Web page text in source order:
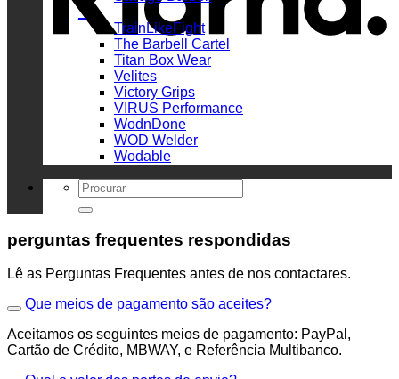
_
TrainLikeFight
The Barbell Cartel
Titan Box Wear
Velites
Victory Grips
VIRUS Performance
WodnDone
WOD Welder
Wodable
Search
for:
perguntas frequentes respondidas
Lê as Perguntas Frequentes antes de nos contactares.
Que meios de pagamento são aceites?
Aceitamos os seguintes meios de pagamento: PayPal,
Cartão de Crédito, MBWAY, e Referência Multibanco.